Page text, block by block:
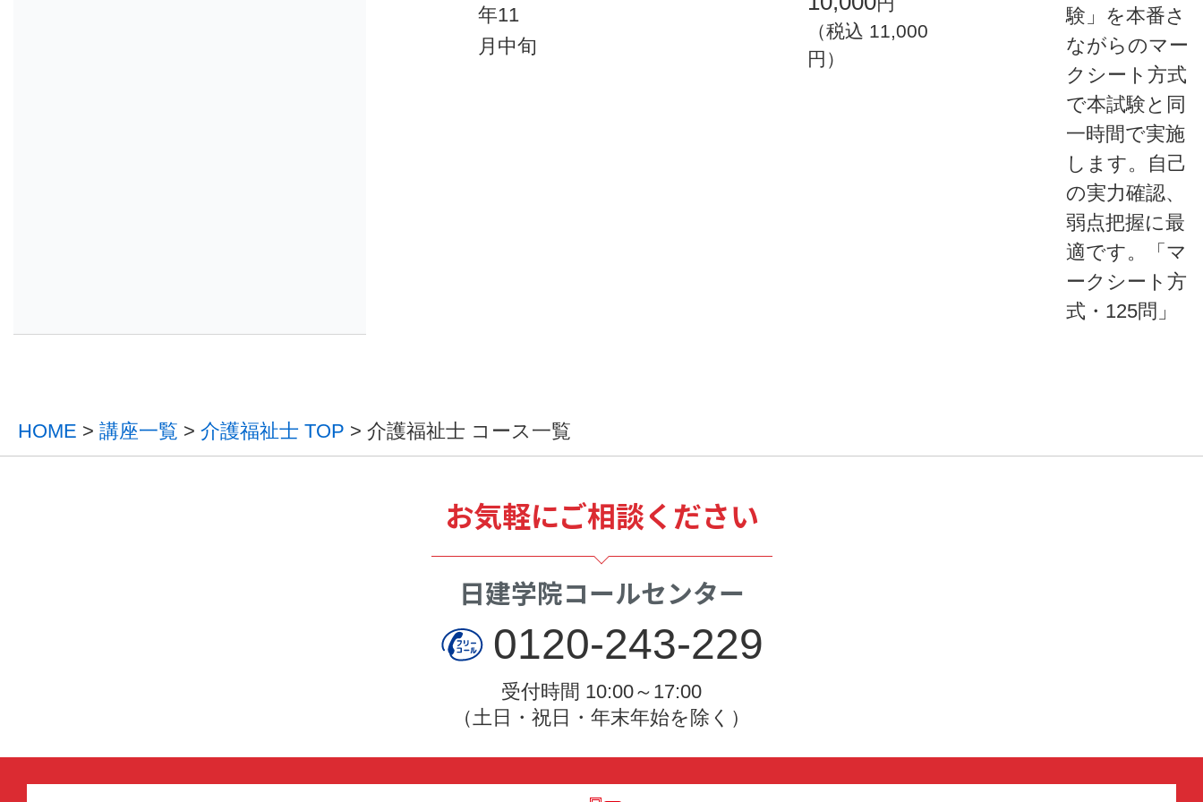
年11
月中旬
（税込 11,000
円）
験 」を本番さ
ながらのマー
クシート方式
で本試験と同
一時間で実施
します。自己
の実力確認、
弱点把握に最
適です。「マ
ークシート方
式・125問」
HOME > 講座一覧 > 介護福祉士 TOP > 介護福祉士 コース一覧
お気軽にご相談ください
日建学院コールセンター
0120-243-229
受付時間 10:00～17:00
（土日・祝日・年末年始を除く）